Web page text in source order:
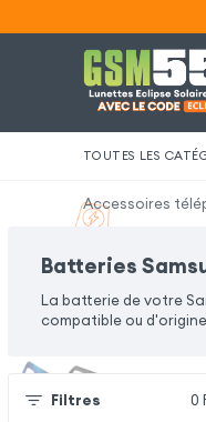
TOUTES LES
Accessoires
Batteries
La batterie de votre
compatible ou
Filtres 0